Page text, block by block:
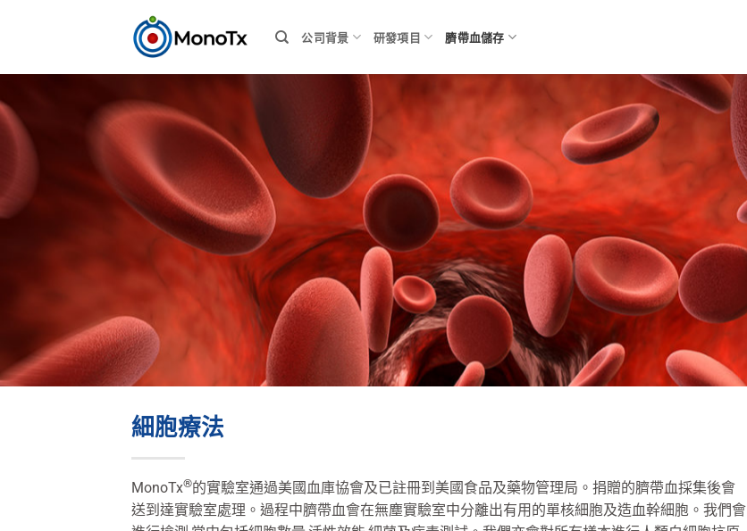
公司背景 研發項目 臍帶血儲存
細胞療法
MonoTx®的實驗室通過美國血庫協會及已註冊到美國食品及藥物管理局。捐贈的臍帶血採集後會
送到達實驗室處理。過程中臍帶血會在無塵實驗室中分離出有用的單核細胞及造血幹細胞。我們會